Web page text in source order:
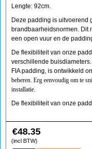
Lengte: 92cm.
Deze padding is uitvoerend
brandbaarheidsnormen. Dit
een open vuur en de
De flexibiliteit van onze
verschillende
FIA padding, is ontwikkeld
beheren. Erg eenvoudig om te
installatie.
De flexibiliteit van onze
€48.35
(incl BTW)